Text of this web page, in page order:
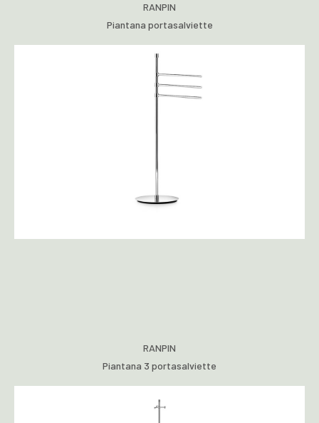
RANPIN
Piantana portasalviette
RANPIN
Piantana 3 portasalviette